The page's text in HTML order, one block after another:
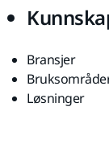
Bransjer
Løsninger